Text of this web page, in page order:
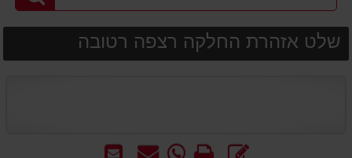
שלט אזהרת החלקה רצפה רטובה
שלח
שאל WhatsApp
הדפס